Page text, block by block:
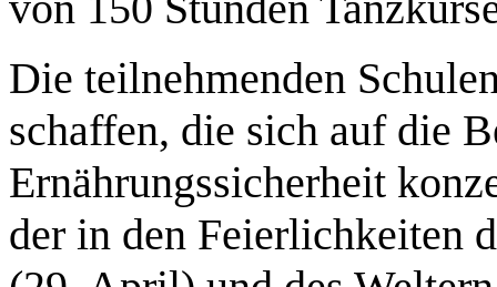
Die teilnehmenden
schaffen, die sich auf die
Ernährungssicherheit
der in den Feierlichkeiten